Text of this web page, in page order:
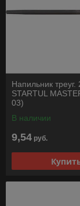
Напильник
STARTUL
03)
В наличии
9,54 руб.